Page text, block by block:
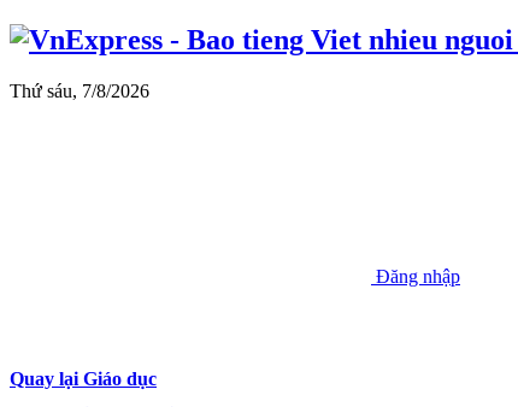
Thứ sáu, 7/8/2026
Đăng nhập
Quay lại Giáo dục